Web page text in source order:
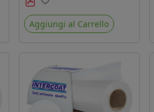
in carta kraft monosiliconata da
135 gr, REACH compliant per
stampa con inchiostri solvente
Preferiti
Aggiungi al Carrello